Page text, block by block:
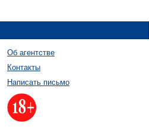
Об агентстве
Контакты
Написать письмо